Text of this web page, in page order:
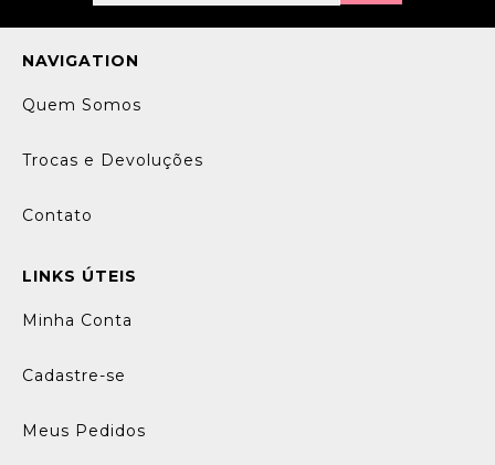
NAVIGATION
Quem Somos
Trocas e Devoluções
Contato
LINKS ÚTEIS
Minha Conta
Cadastre-se
Meus Pedidos